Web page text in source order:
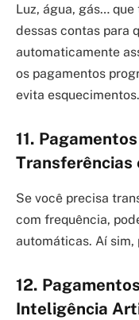
Luz, água, gás…
dessas contas para
automaticamente
os pagamentos
evita esquecimentos.
11.
Transferências
Se você precisa
com frequência,
automáticas. Aí
12.
Inteligência